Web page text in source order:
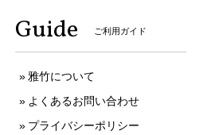
Guide ご利用ガイド
雅竹について
よくあるお問い合わせ
プライバシーポリシー